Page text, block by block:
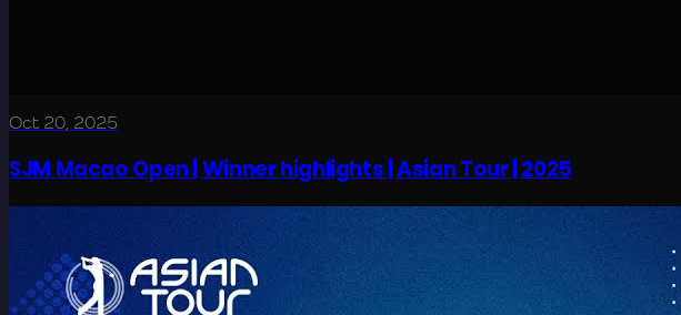
Oct 20, 2025
SJM Macao Open | Winner highlights | Asian Tour | 2025